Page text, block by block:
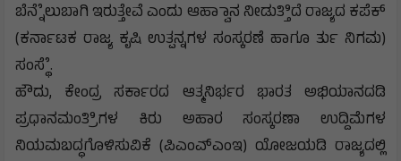
ಬೆನ್ನೆೆಲುಬಾಗಿ ಇರುತ್ತೇವೆ ಎಂದು ಆಹ್ವಾಾನ ನೀಡುತ್ತಿಿದೆ ರಾಜ್ಯದ ಕಪೆಕ್
(ಕರ್ನಾಟಕ ರಾಜ್ಯ ಕೃಷಿ ಉತ್ಪನ್ನಗಳ ಸಂಸ್ಕರಣೆ ಹಾಗೂ ರ್ತು ನಿಗಮ)
ಸಂಸ್ಥೆೆ.
ಹೌದು, ಕೇಂದ್ರ ಸರ್ಕಾರದ ಆತ್ಮನಿರ್ಭರ ಭಾರತ ಅಭಿಯಾನದಡಿ
ಪ್ರಧಾನಮಂತ್ರಿಿಗಳ ಕಿರು ಅಹಾರ ಸಂಸ್ಕರಣಾ ಉದ್ದಿಮೆಗಳ
ನಿಯಮಬದ್ಧಗೊಳಿಸುವಿಕೆ (ಪಿಎಂಎ್ಎಂಇ) ಯೋಜಯಡಿ ರಾಜ್ಯದಲ್ಲಿ